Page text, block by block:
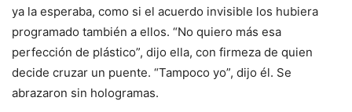
ya la esperaba, como si el acuerdo invisible los hubiera
programado también a ellos. “No quiero más esa
perfección de plástico”, dijo ella, con firmeza de quien
decide cruzar un puente. “Tampoco yo”, dijo él. Se
abrazaron sin hologramas.